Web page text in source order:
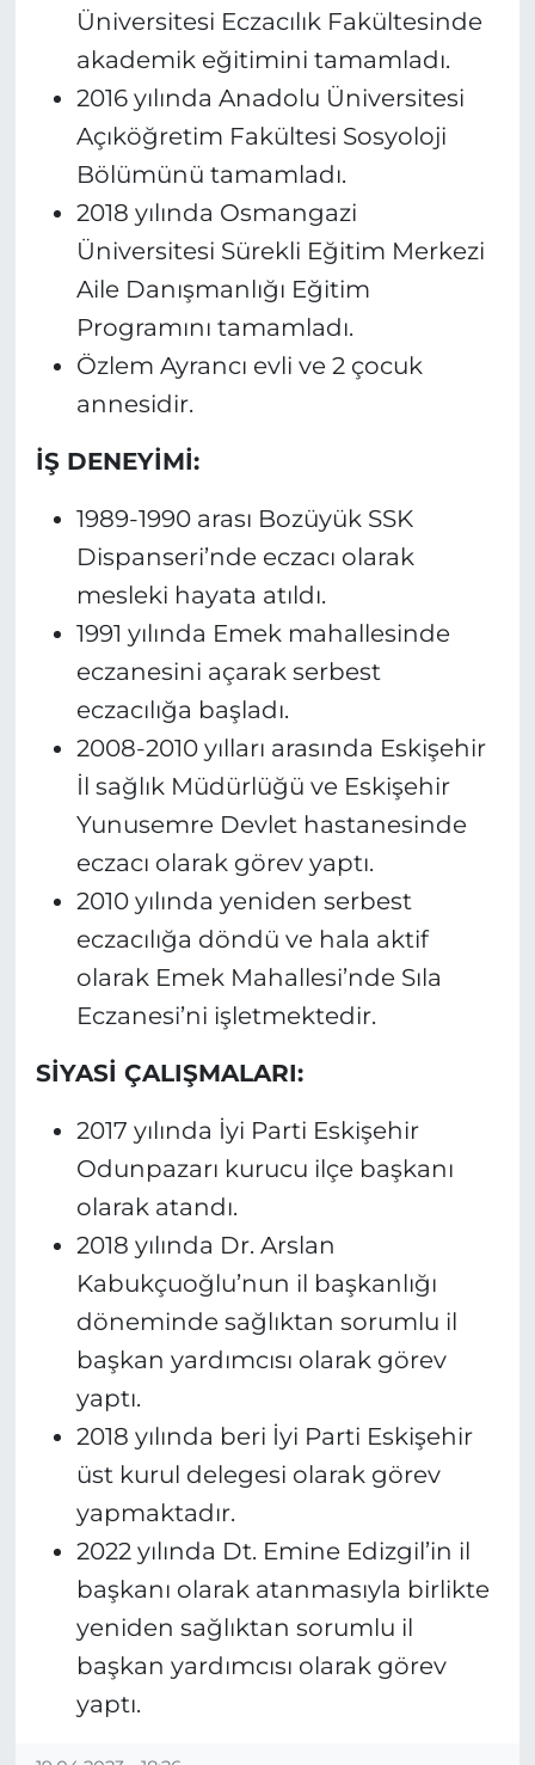
Üniversitesi Eczacılık Fakültesinde
akademik eğitimini tamamladı.
2016 yılında Anadolu Üniversitesi
Açıköğretim Fakültesi Sosyoloji
Bölümünü tamamladı.
2018 yılında Osmangazi
Üniversitesi Sürekli Eğitim Merkezi
Aile Danışmanlığı Eğitim
Programını tamamladı.
Özlem Ayrancı evli ve 2 çocuk
annesidir.
İŞ DENEYİMİ:
1989-1990 arası Bozüyük SSK
Dispanseri’nde eczacı olarak
mesleki hayata atıldı.
1991 yılında Emek mahallesinde
eczanesini açarak serbest
eczacılığa başladı.
2008-2010 yılları arasında Eskişehir
İl sağlık Müdürlüğü ve Eskişehir
Yunusemre Devlet hastanesinde
eczacı olarak görev yaptı.
2010 yılında yeniden serbest
eczacılığa döndü ve hala aktif
olarak Emek Mahallesi’nde Sıla
Eczanesi’ni işletmektedir.
SİYASİ ÇALIŞMALARI:
2017 yılında İyi Parti Eskişehir
Odunpazarı kurucu ilçe başkanı
olarak atandı.
2018 yılında Dr. Arslan
Kabukçuoğlu’nun il başkanlığı
döneminde sağlıktan sorumlu il
başkan yardımcısı olarak görev
yaptı.
2018 yılında beri İyi Parti Eskişehir
üst kurul delegesi olarak görev
yapmaktadır.
2022 yılında Dt. Emine Edizgil’in il
başkanı olarak atanmasıyla birlikte
yeniden sağlıktan sorumlu il
başkan yardımcısı olarak görev
yaptı.